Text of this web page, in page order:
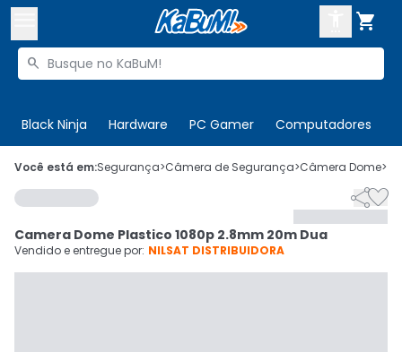

Buscar produtos

Black Ninja Hardware PC Gamer Computadores
 Olá. Acesse sua conta
 Departamentos
Cupons
CADASTRE-SE
Você está em:Segurança>Câmera de Segurança>Câmera Dome>

Camera Dome Plastico 1080p 2.8mm 20m Dua
Vendido e entregue por: NILSAT DISTRIBUIDORA